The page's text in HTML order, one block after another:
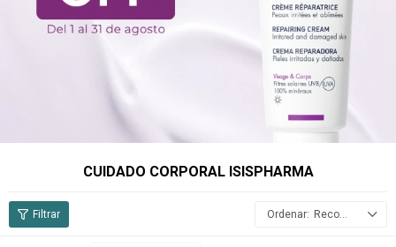
CUIDADO CORPORAL ISISPHARMA
Recomendados